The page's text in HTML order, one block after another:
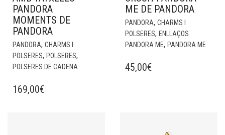
PANDORA
MOMENTS DE
PANDORA
PANDORA, CHARMS I
POLSERES, POLSERES,
POLSERES DE CADENA
169,00€
ME DE PANDORA
PANDORA, CHARMS I
POLSERES, ENLLAÇOS
PANDORA ME, PANDORA ME
45,00€